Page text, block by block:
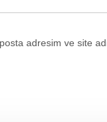
adresim ve site